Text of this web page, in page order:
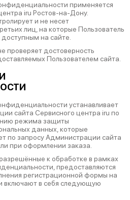
применяется
iru Ростов-на-Дону.
и не несет
лиц, на которые Пользователь
на сайте.
проверяет достоверность
Пользователем сайта.
устанавливает
сайта Сервисного центра iru по
режима защиты
данных, которые
по запросу Администрации сайта
при оформлении заказа.
к обработке в рамках
предоставляются
регистрационной формы на
включают в себя следующую